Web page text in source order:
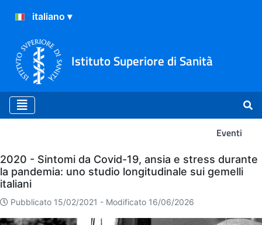
Istituto Superiore di Sanità
Eventi
Eventi
2020 - Sintomi da Covid-19, ansia e stress durante
la pandemia: uno studio longitudinale sui gemelli
italiani
Pubblicato 15/02/2021 - Modificato 16/06/2026